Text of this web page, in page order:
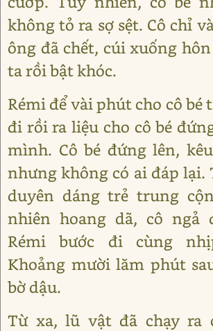
không tỏ ra sợ sệt. Cô chỉ
ông đã chết, cúi xuống
ta rồi bật khóc.
Rémi để vài phút cho cô
đi rồi ra liệu cho cô bé
mình. Cô bé đứng lên,
nhưng không có ai đáp lại.
duyên dáng trẻ trung
nhiên hoang dã, cô ngả
Rémi bước đi cùng
Khoảng mười lăm phút
bờ dậu.
Từ xa, lũ vật đã chạy ra